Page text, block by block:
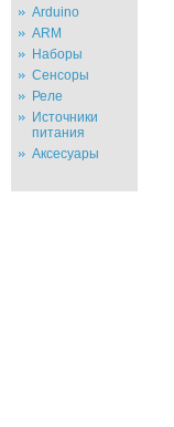
Arduino
ARM
Наборы
Сенсоры
Реле
Источники
питания
Аксесуары